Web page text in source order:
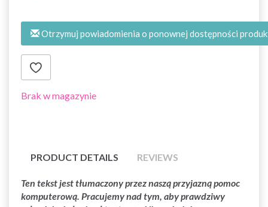
Otrzymuj powiadomienia o ponownej dostępności
Brak w magazynie
PRODUCT DETAILS REVIEWS
Ten tekst jest tłumaczony przez naszą przyjazną pomoc
komputerową. Pracujemy nad tym, aby prawdziwy